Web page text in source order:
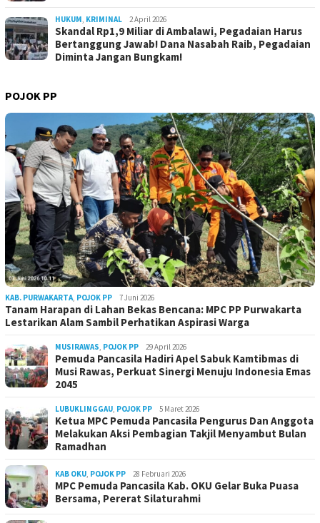
HUKUM, KRIMINAL 2 April 2026
Skandal Rp1,9 Miliar di Ambalawi, Pegadaian Harus
Bertanggung Jawab! Dana Nasabah Raib, Pegadaian
Diminta Jangan Bungkam!
POJOK PP
KAB. PURWAKARTA, POJOK PP 7 Juni 2026
Tanam Harapan di Lahan Bekas Bencana: MPC PP Purwakarta
Lestarikan Alam Sambil Perhatikan Aspirasi Warga
MUSIRAWAS, POJOK PP 29 April 2026
Pemuda Pancasila Hadiri Apel Sabuk Kamtibmas di
Musi Rawas, Perkuat Sinergi Menuju Indonesia Emas
2045
LUBUKLINGGAU, POJOK PP 5 Maret 2026
Ketua MPC Pemuda Pancasila Pengurus Dan Anggota
Melakukan Aksi Pembagian Takjil Menyambut Bulan
Ramadhan
KAB OKU, POJOK PP 28 Februari 2026
MPC Pemuda Pancasila Kab. OKU Gelar Buka Puasa
Bersama, Pererat Silaturahmi